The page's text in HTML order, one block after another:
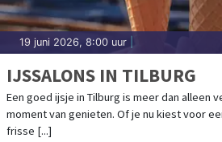
19 juni 2026, 8:00 uur
IJSSALONS IN TILBURG
Een goed ijsje in Tilburg is meer dan alleen
moment van genieten. Of je nu kiest voor
frisse [...]